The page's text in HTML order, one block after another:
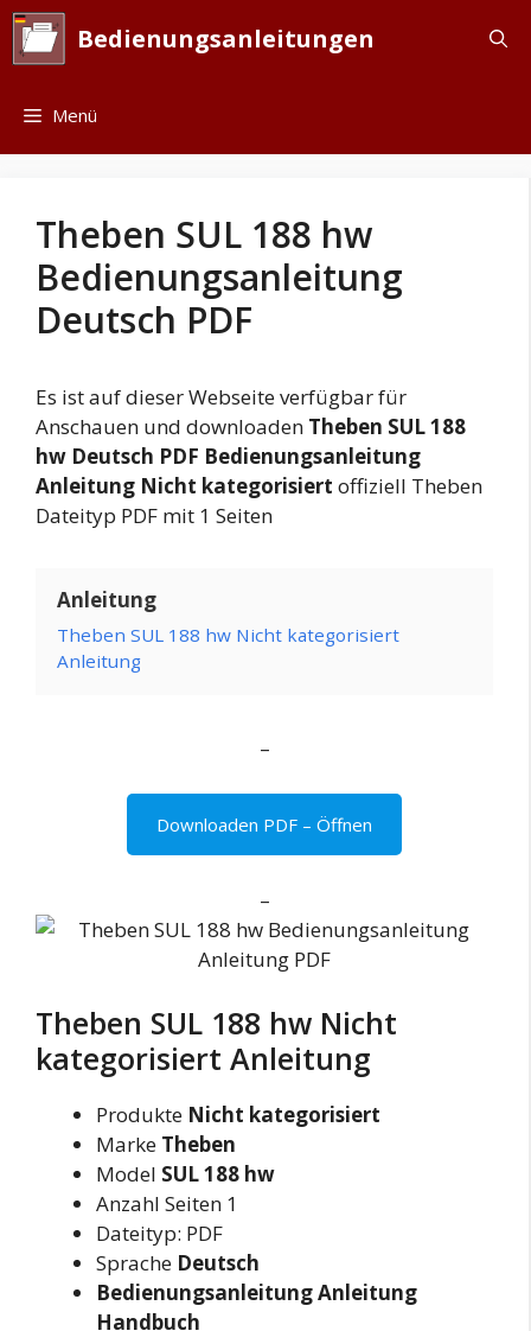
Zum
Inhalt
springen
Bedienungsanleitungen
Menü
Theben SUL 188 hw
Bedienungsanleitung
Deutsch PDF
Es ist auf dieser Webseite verfügbar für
Anschauen und downloaden Theben SUL 188
hw Deutsch PDF Bedienungsanleitung
Anleitung Nicht kategorisiert offiziell Theben
Dateityp PDF mit 1 Seiten
Anleitung
Theben SUL 188 hw Nicht kategorisiert
Anleitung
–
Downloaden PDF – Öffnen
–
Theben SUL 188 hw Nicht
kategorisiert Anleitung
Produkte Nicht kategorisiert
Marke Theben
Model SUL 188 hw
Anzahl Seiten 1
Dateityp: PDF
Sprache Deutsch
Bedienungsanleitung Anleitung
Handbuch